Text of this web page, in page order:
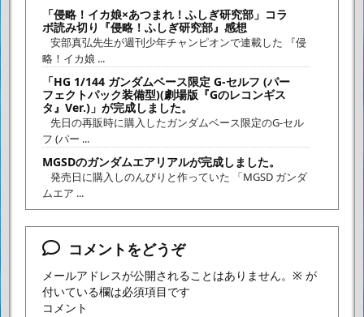
「侵略！イカ娘×あつまれ！ふしぎ研究部」コラ
ボ読み切り『侵略！ふしぎ研究部』感想
安部真弘先生が週刊少年チャンピオンで連載した 『侵
略！イカ娘 ...
「HG 1/144 ガンダムベース限定 G-セルフ (パー
フェクトパック装備型)(劇場版『Gのレコンギス
タ』Ver.)」が完成しました。
先日の再販時に購入したガンダムベース限定のG-セル
フ (パー ...
MGSDのガンダムエアリアルが完成しました。
発売日に購入しのんびりと作っていた 「MGSD ガンダ
ムエア ...
コメントをどうぞ
メールアドレスが公開されることはありません。 ※ が
付いている欄は必須項目です
コメント